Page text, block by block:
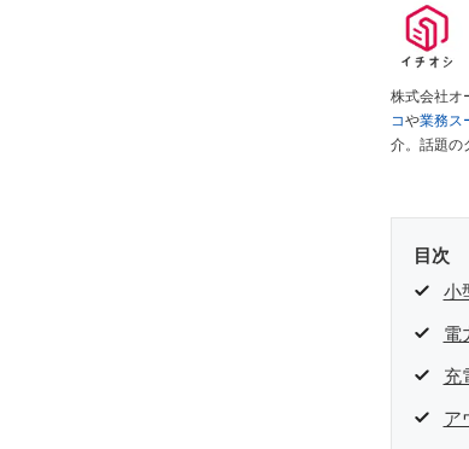
株式会社オ
コや業務ス
介。話題の
目次
小
電
充
ア